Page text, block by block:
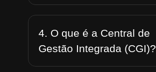
4. O que é a Central de
Gestão Integrada (CGI)?